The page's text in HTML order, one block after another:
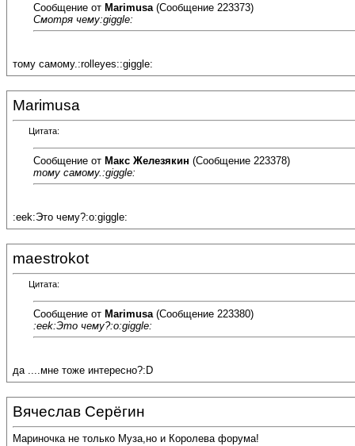
Сообщение от Marimusa (Сообщение 223373)
Смотря чему:giggle:
тому самому.:rolleyes::giggle:
Marimusa
Цитата:
Сообщение от Макс Железякин (Сообщение 223378)
тому самому.:giggle:
:eek:Это чему?:o:giggle:
maestrokot
Цитата:
Сообщение от Marimusa (Сообщение 223380)
:eek:Это чему?:o:giggle:
да ....мне тоже интересно?:D
Вячеслав Серёгин
Мариночка не только Муза,но и Королева форума!